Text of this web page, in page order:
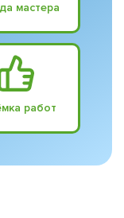
мастера
работ